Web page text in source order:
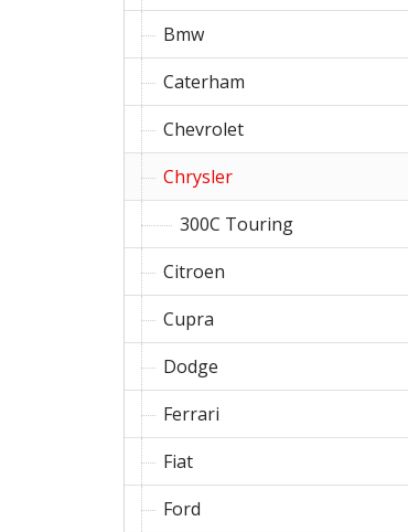
Bmw
Caterham
Chevrolet
Chrysler
300C Touring
Citroen
Cupra
Dodge
Ferrari
Fiat
Ford